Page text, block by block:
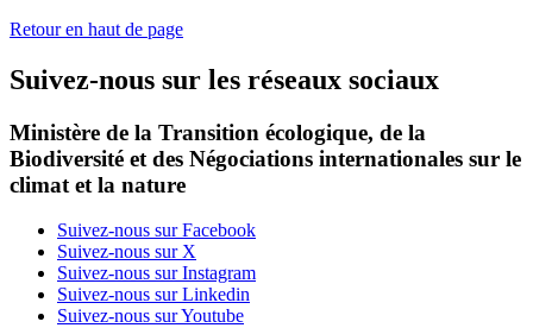
Retour en haut de page
Suivez-nous sur les réseaux sociaux
Ministère de la Transition écologique, de la
Biodiversité et des Négociations internationales sur le
climat et la nature
Suivez-nous sur Facebook
Suivez-nous sur X
Suivez-nous sur Instagram
Suivez-nous sur Linkedin
Suivez-nous sur Youtube